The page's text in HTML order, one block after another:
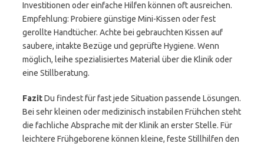
Investitionen oder einfache Hilfen können oft ausreichen.
Empfehlung: Probiere günstige Mini-Kissen oder fest
gerollte Handtücher. Achte bei gebrauchten Kissen auf
saubere, intakte Bezüge und geprüfte Hygiene. Wenn
möglich, leihe spezialisiertes Material über die Klinik oder
eine Stillberatung.
FazitDu findest für fast jede Situation passende Lösungen.
Bei sehr kleinen oder medizinisch instabilen Frühchen steht
die fachliche Absprache mit der Klinik an erster Stelle. Für
leichtere Frühgeborene können kleine, feste Stillhilfen den